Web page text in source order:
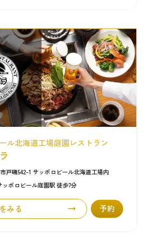
ル北海道工場庭園レストラン
戸磯542-1 サッポロビール北海道工場内
ッポロビール庭園駅 徒歩7分
みる 予約